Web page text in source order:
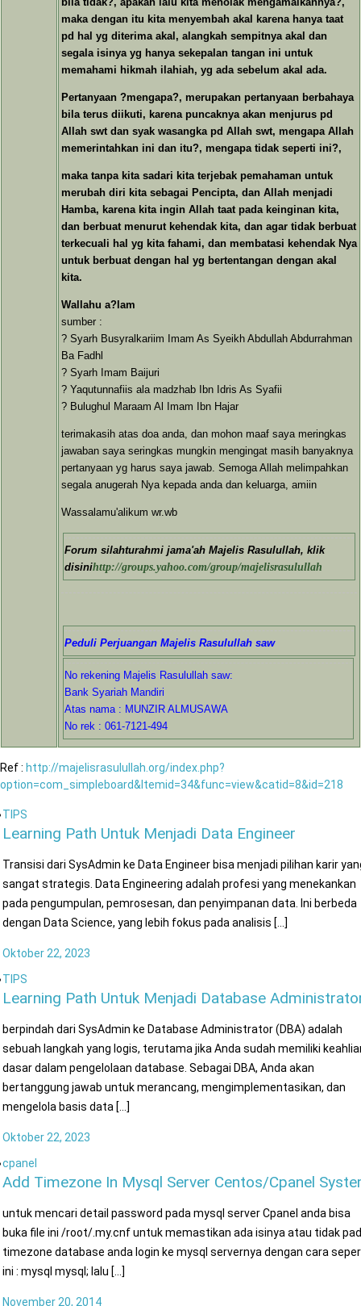
maka dengan itu kita menyembah akal karena hanya taat
pd hal yg diterima akal, alangkah sempitnya akal dan
segala isinya yg hanya sekepalan tangan ini untuk
memahami hikmah ilahiah, yg ada sebelum akal ada.
Pertanyaan ?mengapa?, merupakan pertanyaan berbahaya
bila terus diikuti, karena puncaknya akan menjurus pd
Allah swt dan syak wasangka pd Allah swt, mengapa Allah
memerintahkan ini dan itu?, mengapa tidak seperti ini?,
maka tanpa kita sadari kita terjebak pemahaman untuk
merubah diri kita sebagai Pencipta, dan Allah menjadi
Hamba, karena kita ingin Allah taat pada keinginan kita,
dan berbuat menurut kehendak kita, dan agar tidak berbuat
terkecuali hal yg kita fahami, dan membatasi kehendak Nya
untuk berbuat dengan hal yg bertentangan dengan akal
kita.
Wallahu a?lam
sumber :
? Syarh Busyralkariim Imam As Syeikh Abdullah Abdurrahman
Ba Fadhl
? Syarh Imam Baijuri
? Yaqutunnafiis ala madzhab Ibn Idris As Syafii
? Bulughul Maraam Al Imam Ibn Hajar
terimakasih atas doa anda, dan mohon maaf saya meringkas
jawaban saya seringkas mungkin mengingat masih banyaknya
pertanyaan yg harus saya jawab. Semoga Allah melimpahkan
segala anugerah Nya kepada anda dan keluarga, amiin
Wassalamu'alikum wr.wb
Forum silahturahmi jama'ah Majelis Rasulullah, klik
disinihttp://groups.yahoo.com/group/majelisrasulullah
Peduli Perjuangan Majelis Rasulullah saw
No rekening Majelis Rasulullah saw:
Bank Syariah Mandiri
Atas nama : MUNZIR ALMUSAWA
No rek : 061-7121-494
Ref : http://majelisrasulullah.org/index.php?
option=com_simpleboard&Itemid=34&func=view&catid=8&id=218
TIPS
Learning Path Untuk Menjadi Data Engineer
Transisi dari SysAdmin ke Data Engineer bisa menjadi pilihan karir
sangat strategis. Data Engineering adalah profesi yang menekankan
pada pengumpulan, pemrosesan, dan penyimpanan data. Ini berbeda
dengan Data Science, yang lebih fokus pada analisis [...]
Oktober 22, 2023
TIPS
Learning Path Untuk Menjadi Database
berpindah dari SysAdmin ke Database Administrator (DBA) adalah
sebuah langkah yang logis, terutama jika Anda sudah memiliki
dasar dalam pengelolaan database. Sebagai DBA, Anda akan
bertanggung jawab untuk merancang, mengimplementasikan, dan
mengelola basis data [...]
Oktober 22, 2023
cpanel
Add Timezone In Mysql Server Centos/Cpanel
untuk mencari detail password pada mysql server Cpanel anda bisa
buka file ini /root/.my.cnf untuk memastikan ada isinya atau tidak
timezone database anda login ke mysql servernya dengan cara
ini : mysql mysql; lalu [...]
November 20, 2014